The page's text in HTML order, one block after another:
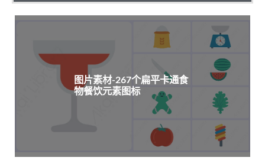
图片素材-267个扁平卡通食
物餐饮元素图标